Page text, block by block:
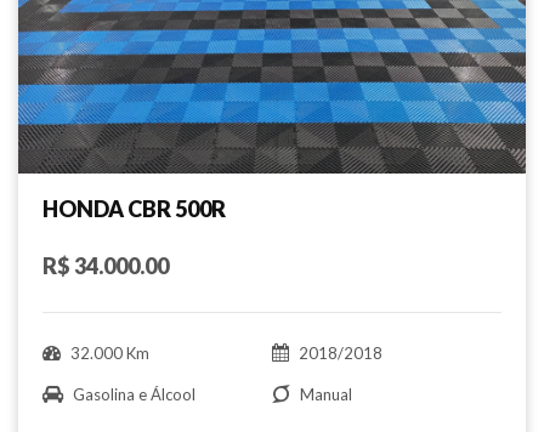
HONDA CBR 500R
R$ 34.000.00
32.000 Km 2018/2018
Gasolina e Álcool Manual